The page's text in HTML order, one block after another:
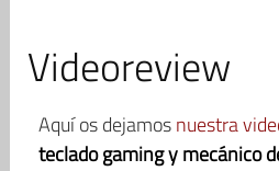
Videoreview
Aquí os dejamosnuestra
teclado gaming y mecánico